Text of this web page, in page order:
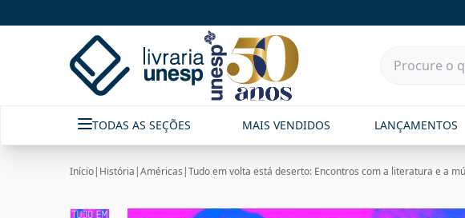
TODAS AS SEÇÕES MAIS VENDIDOS LANÇAMENTOS
Início| História |Américas |Tudo em volta está deserto: Encontros com a literatura e a